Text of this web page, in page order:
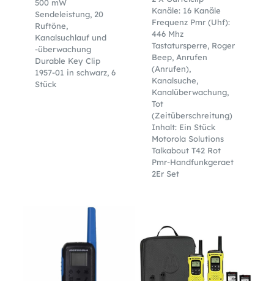
500 mW
Sendeleistung, 20
Ruftöne,
Kanalsuchlauf und
-überwachung
Durable Key Clip
1957-01 in schwarz, 6
Stück
Kanäle: 16 Kanäle
Frequenz Pmr (Uhf):
446 Mhz
Tastatursperre, Roger
Beep, Anrufen
(Anrufen),
Kanalsuche,
Kanalüberwachung,
Tot
(Zeitüberschreitung)
Inhalt: Ein Stück
Motorola Solutions
Talkabout T42 Rot
Pmr-Handfunkgeraet
2Er Set